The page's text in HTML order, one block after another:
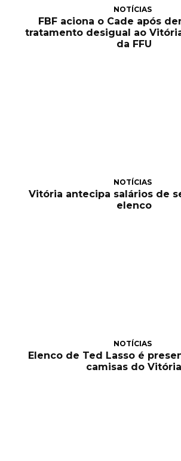
NOTÍCIAS
FBF aciona o Cade após
tratamento desigual ao
da FFU
NOTÍCIAS
Vitória antecipa salários de
elenco
NOTÍCIAS
Elenco de Ted Lasso é
camisas do Vitória